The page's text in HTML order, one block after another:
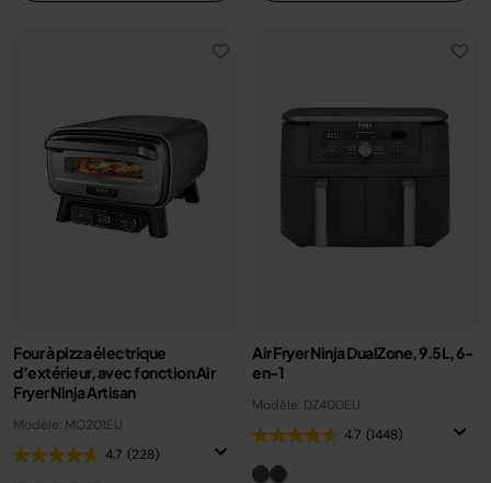
Four à pizza électrique
d’extérieur, avec fonction Air
Fryer Ninja Artisan
Modèle: MO201EU
4.7 (228)
Air Fryer Ninja DualZone, 9.5L, 6-
en-1
Modèle: DZ400EU
4.7 (1448)